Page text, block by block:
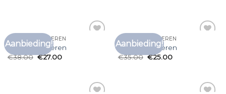
Aanbieding!
GEEL T SHIRT HEREN
geel t shirt heren
€38.00 €27.00
Aanbieding!
GEEL T SHIRT HEREN
geel t shirt heren
€35.00 €25.00